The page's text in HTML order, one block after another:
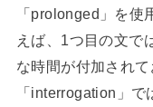
「prolonged」を使
えば、1つ目の文で
な時間が付加され
「interrogation」